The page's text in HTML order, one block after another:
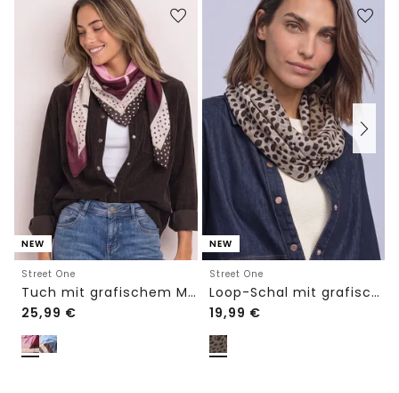
NEW
Street One
Tuch mit grafischem Muster
25,99 €
NEW
Street One
Loop-Schal mit grafischem Muster
19,99 €